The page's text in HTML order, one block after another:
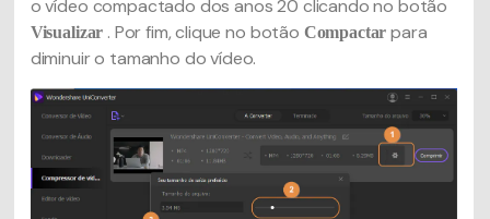
o vídeo compactado dos anos 20 clicando no botão
Visualizar . Por fim, clique no botão Compactarpara
diminuir o tamanho do vídeo.